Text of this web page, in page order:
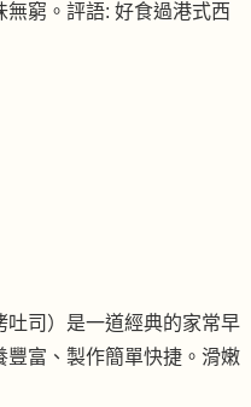
窮。評語: 好食過港式西
吐司）是一道經典的家常早
富、製作簡單快捷。滑嫩